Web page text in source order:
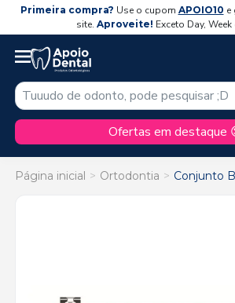
Primeira compra? Use o cupom APOIO10 e
site. Aproveite! Exceto Day,
Ofertas em destaque
Página inicial Ortodontia Conjunto